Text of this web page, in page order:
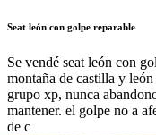
Seat león con golpe reparable
Se vendé seat león con
montaña de castilla y
grupo xp, nunca
mantener. el golpe no a
de c